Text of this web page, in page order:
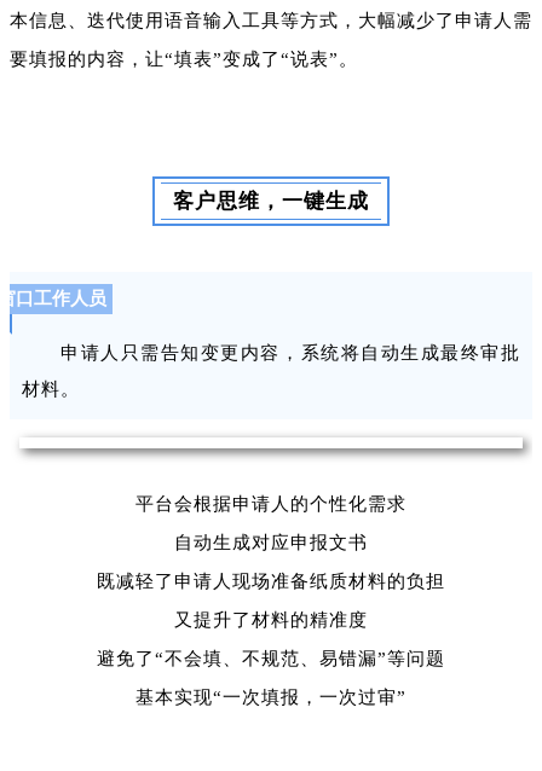
本信息、迭代使用语音输入工具等方式，大幅减少了申请人需
要填报的内容，让“填表”变成了“说表”。
客户思维，一键生成
口工作人员
申请人只需告知变更内容，系统将自动生成最终审批
材料。
平台会根据申请人的个性化需求
自动生成对应申报文书
既减轻了申请人现场准备纸质材料的负担
又提升了材料的精准度
避免了“不会填、不规范、易错漏”等问题
基本实现“一次填报，一次过审”